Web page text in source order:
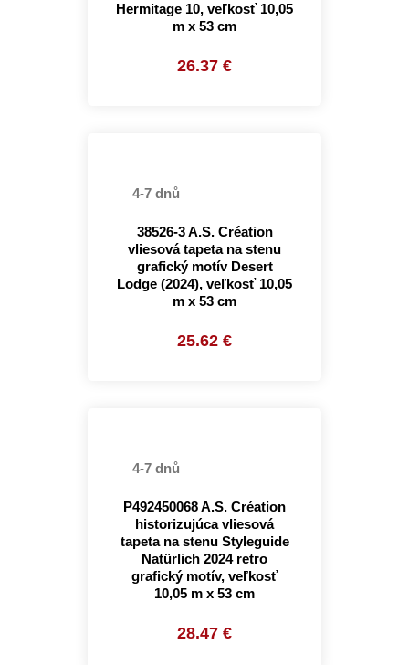
Hermitage 10, veľkosť 10,05
m x 53 cm
26.37 €
4-7 dnů
38526-3 A.S. Création
vliesová tapeta na stenu
grafický motív Desert
Lodge (2024), veľkosť 10,05
m x 53 cm
25.62 €
4-7 dnů
P492450068 A.S. Création
historizujúca vliesová
tapeta na stenu Styleguide
Natürlich 2024 retro
grafický motív, veľkosť
10,05 m x 53 cm
28.47 €